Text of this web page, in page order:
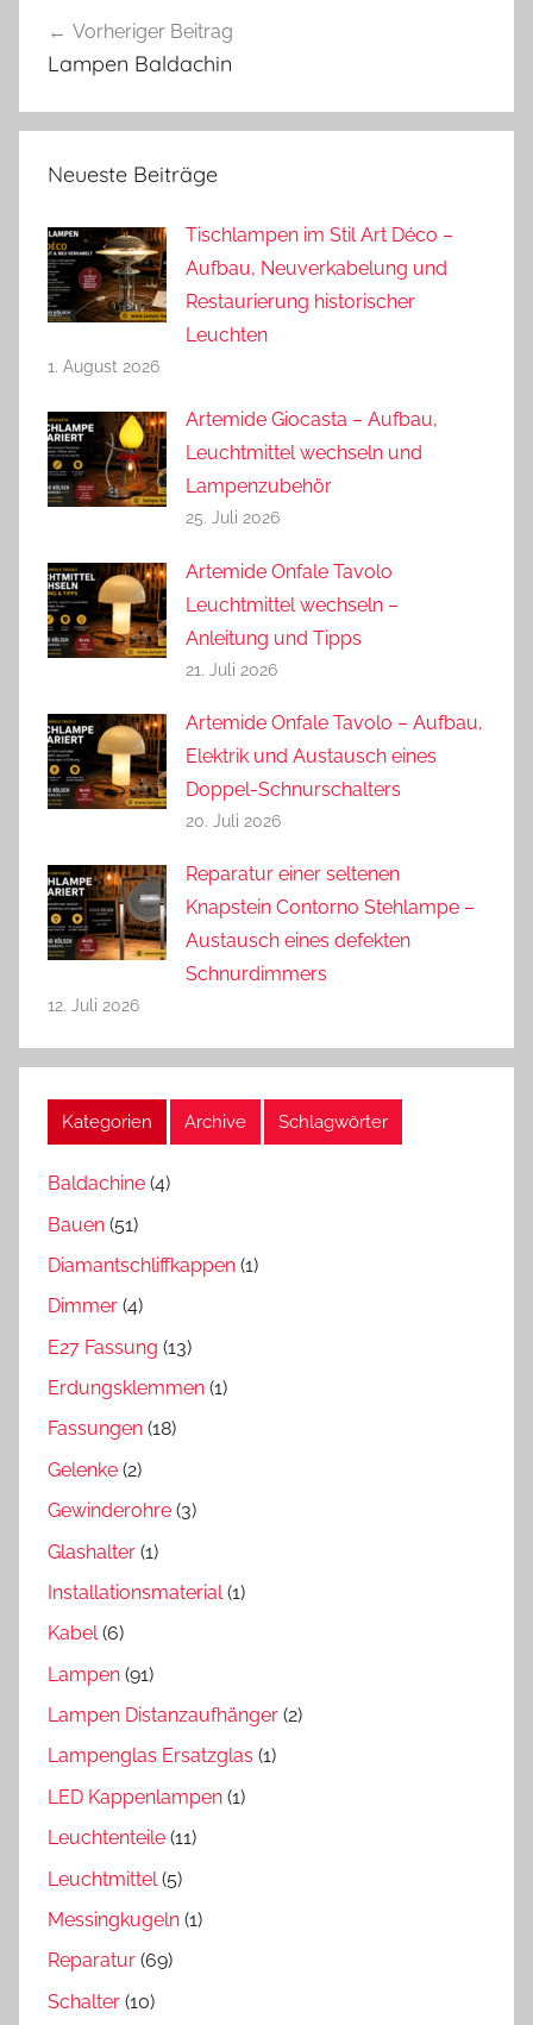
Vorheriger Beitrag
Lampen Baldachin
Neueste Beiträge
Tischlampen im Stil Art Déco –
Aufbau, Neuverkabelung und
Restaurierung historischer
Leuchten
1. August 2026
Artemide Giocasta – Aufbau,
Leuchtmittel wechseln und
Lampenzubehör
25. Juli 2026
Artemide Onfale Tavolo
Leuchtmittel wechseln –
Anleitung und Tipps
21. Juli 2026
Artemide Onfale Tavolo – Aufbau,
Elektrik und Austausch eines
Doppel-Schnurschalters
20. Juli 2026
Reparatur einer seltenen
Knapstein Contorno Stehlampe –
Austausch eines defekten
Schnurdimmers
12. Juli 2026
Kategorien Archive Schlagwörter
Baldachine (4)
Bauen (51)
Diamantschliffkappen (1)
Dimmer (4)
E27 Fassung (13)
Erdungsklemmen (1)
Fassungen (18)
Gelenke (2)
Gewinderohre (3)
Glashalter (1)
Installationsmaterial(1)
Kabel(6)
Lampen (91)
Lampen Distanzaufhänger (2)
Lampenglas Ersatzglas (1)
LED Kappenlampen (1)
Leuchtenteile (11)
Leuchtmittel (5)
Messingkugeln (1)
Reparatur (69)
Schalter (10)